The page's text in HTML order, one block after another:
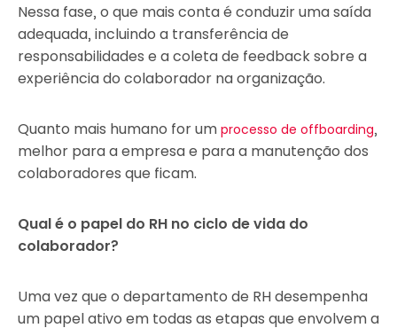
Nessa fase, o que mais conta é conduzir uma saída
adequada, incluindo a transferência de
responsabilidades e a coleta de feedback sobre a
experiência do colaborador na organização.
Quanto mais humano for um processo de offboarding,
melhor para a empresa e para a manutenção dos
colaboradores que ficam.
Qual é o papel do RH no ciclo de vida do
colaborador?
Uma vez que o departamento de RH desempenha
um papel ativo em todas as etapas que envolvem a